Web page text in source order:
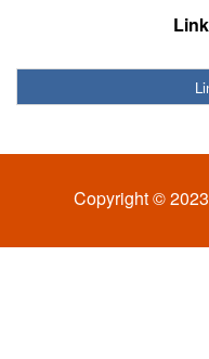
Copyright ©